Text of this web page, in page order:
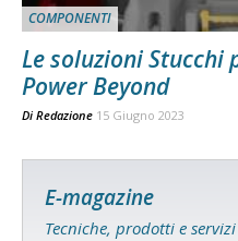
COMPONENTI
Le soluzioni
Power Beyond
Di Redazione 15 Giugno 2023
E-magazine
Tecniche, prodotti e